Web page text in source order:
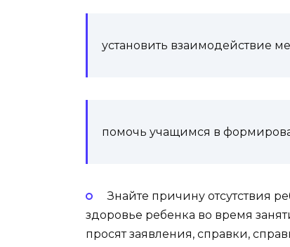
установить взаимодействие
помочь учащимся в
Знайте причину отсутствия
здоровье ребенка во время
просят заявления, справки,